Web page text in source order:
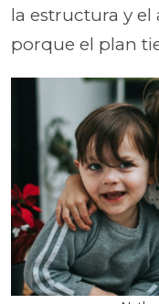
la estructura y el
porque el plan